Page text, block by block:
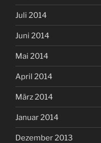
Juli 2014
Juni 2014
Mai 2014
April 2014
März 2014
Januar 2014
Dezember 2013